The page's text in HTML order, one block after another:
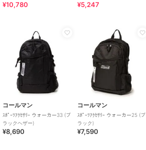
ック)
¥10,780 ¥5,247
コールマン
ｽﾎﾟｰﾂｱｸｾｻﾘｰ ウォーカー33 (ブ
ラックヘザー)
¥8,690
コールマン
ｽﾎﾟｰﾂｱｸｾｻﾘｰ ウォーカー25 (ブ
ラック)
¥7,590